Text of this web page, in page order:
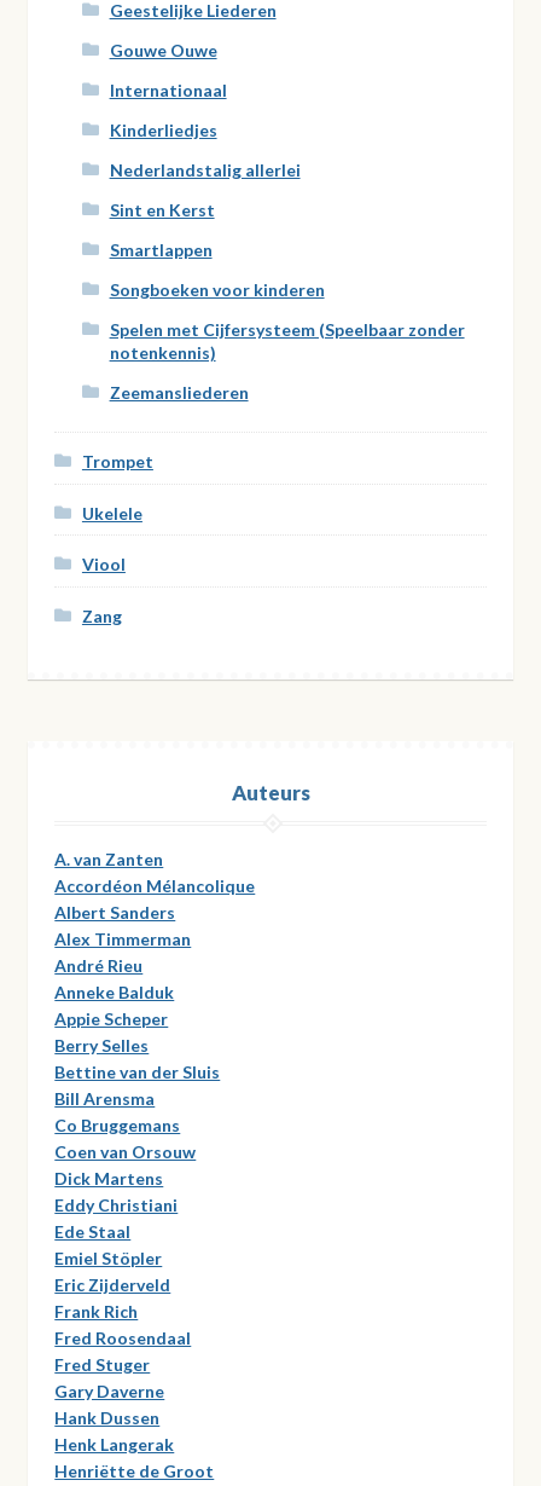
Geestelijke Liederen
Gouwe Ouwe
Internationaal
Kinderliedjes
Nederlandstalig allerlei
Sint en Kerst
Smartlappen
Songboeken voor kinderen
Spelen met Cijfersysteem (Speelbaar zonder
notenkennis)
Zeemansliederen
Trompet
Ukelele
Viool
Zang
Auteurs
A. van Zanten
Accordéon Mélancolique
Albert Sanders
Alex Timmerman
André Rieu
Anneke Balduk
Appie Scheper
Berry Selles
Bettine van der Sluis
Bill Arensma
Co Bruggemans
Coen van Orsouw
Dick Martens
Eddy Christiani
Ede Staal
Emiel Stöpler
Eric Zijderveld
Frank Rich
Fred Roosendaal
Fred Stuger
Gary Daverne
Hank Dussen
Henk Langerak
Henriëtte de Groot